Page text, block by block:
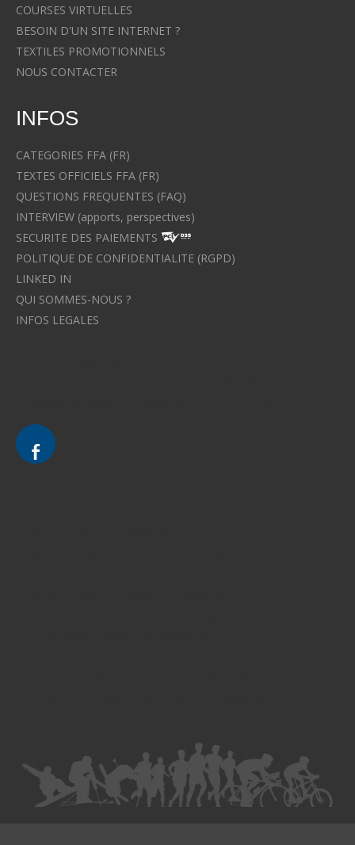
COURSES VIRTUELLES
BESOIN D'UN SITE INTERNET ?
TEXTILES PROMOTIONNELS
NOUS CONTACTER
INFOS
CATEGORIES FFA (FR)
TEXTES OFFICIELS FFA (FR)
QUESTIONS FREQUENTES (FAQ)
INTERVIEW (apports, perspectives)
SECURITE DES PAIEMENTS
POLITIQUE DE CONFIDENTIALITE (RGPD)
LINKED IN
QUI SOMMES-NOUS ?
INFOS LEGALES